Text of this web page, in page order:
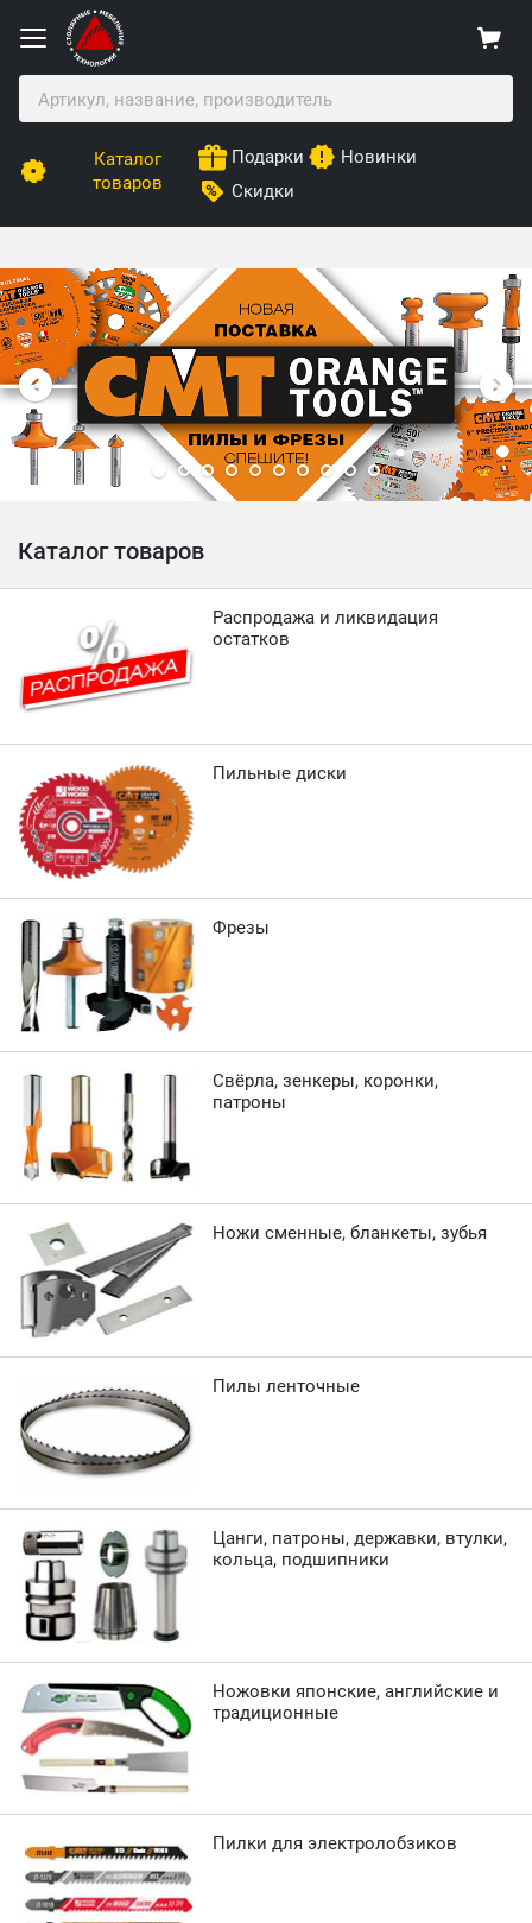
Каталог
товаров
Подарки
Новинки
Скидки
Столярные Мебельные Технологии
Каталог товаров
Распродажа и ликвидация
остатков
Пильные диски
Фрезы
Свёрла, зенкеры, коронки,
патроны
Ножи сменные, бланкеты, зубья
Пилы ленточные
Цанги, патроны, державки, втулки,
кольца, подшипники
Ножовки японские, английские и
традиционные
Пилки для электролобзиков